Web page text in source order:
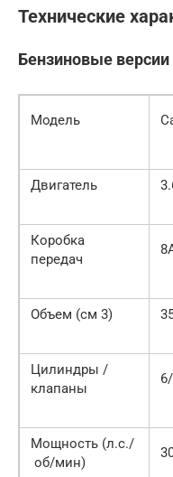
Технические
Бензиновые
Модель
Двигатель
Коробка
передач
Объем (см 3)
Цилиндры /
клапаны
Мощность (л.с./
об/мин)